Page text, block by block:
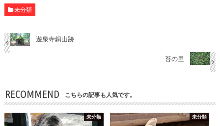
未分類
遊泉寺銅山跡
苔の里
RECOMMEND こちらの記事も人気です。
未分類 未分類